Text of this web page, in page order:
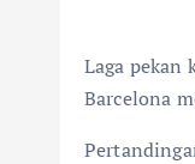
Laga pekan
Barcelona